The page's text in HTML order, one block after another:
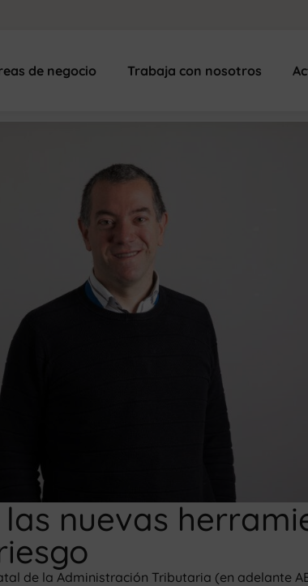
de negocio Trabaja con nosotros
nuevas
de la Administración Tributaria (en adelante